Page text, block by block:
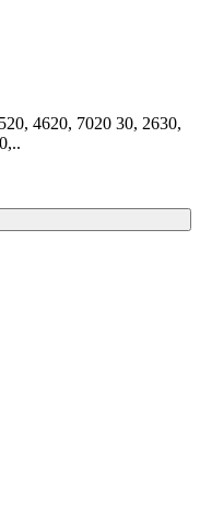
4620, 7020 30, 2630,